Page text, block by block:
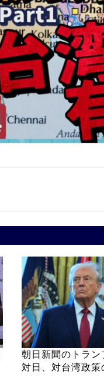
朝日新聞のトラン
対日、対台湾政策